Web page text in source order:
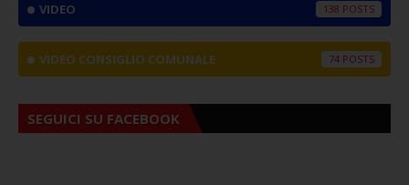
VIDEO 138
VIDEO CONSIGLIO COMUNALE 74
SEGUICI SU FACEBOOK